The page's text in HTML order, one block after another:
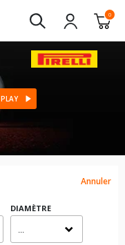
0
PLAY
Annuler
DIAMÈTRE
...